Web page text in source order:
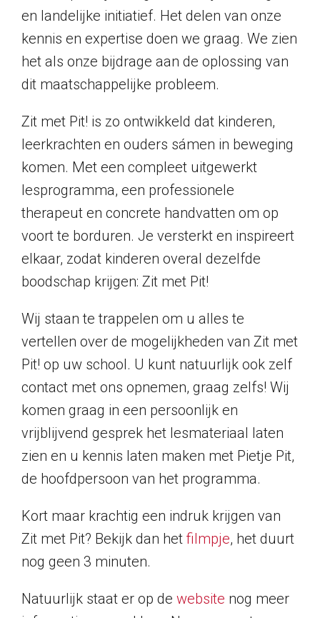
en landelijke initiatief. Het delen van onze
kennis en expertise doen we graag. We zien
het als onze bijdrage aan de oplossing van
dit maatschappelijke probleem.
Zit met Pit! is zo ontwikkeld dat kinderen,
leerkrachten en ouders sámen in beweging
komen. Met een compleet uitgewerkt
lesprogramma, een professionele
therapeut en concrete handvatten om op
voort te borduren. Je versterkt en inspireert
elkaar, zodat kinderen overal dezelfde
boodschap krijgen: Zit met Pit!
Wij staan te trappelen om u alles te
vertellen over de mogelijkheden van Zit met
Pit! op uw school. U kunt natuurlijk ook zelf
contact met ons opnemen, graag zelfs! Wij
komen graag in een persoonlijk en
vrijblijvend gesprek het lesmateriaal laten
zien en u kennis laten maken met Pietje Pit,
de hoofdpersoon van het programma.
Kort maar krachtig een indruk krijgen van
Zit met Pit? Bekijk dan het filmpje, het duurt
nog geen 3 minuten.
Natuurlijk staat er op de website nog meer